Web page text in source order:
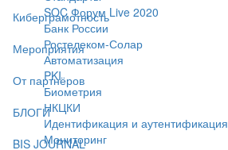
Киберграмотность
Мероприятия
От партнёров
БЛОГИ
BIS JOURNAL
SOC Форум Live 2020
Банк России
Ростелеком-Солар
Автоматизация
PKI
Биометрия
НКЦКИ
Идентификация и аутентификация
Мониторинг